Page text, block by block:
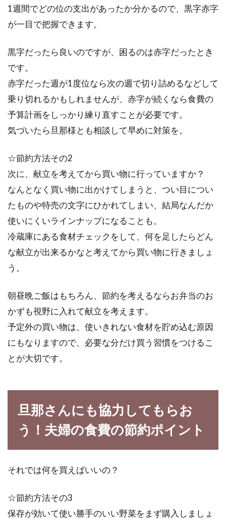
SNS映え間違いなし！
朝食として食パンを食べている方は非常に多い
です。バターを塗ったり、目玉焼きやベーコン
す！人気の5種をご紹介
いつの時代でも、おいしい食材は人々を魅了し
てきました。そして、食べ物の良さを存分に引
き出す調...
日本人の伝統的な食文化「和食」私たち日本人
は毎日当たり前に食べている和食ですが、世界
からも高...
近年、オーガニック食品が人気ですが、注目さ
れている理由は何でしょうか。また、「おすす
ー。おすすめする5つの理由
1週間でどの位の支出があったか分かるので、黒字赤字
が一目で把握できます。
黒字だったら良いのですが、困るのは赤字だったとき
です。
赤字だった週が1度位なら次の週で切り詰めるなどして
乗り切れるかもしれませんが、赤字が続くなら食費の
予算計画をしっかり練り直すことが必要です。
気づいたら旦那様とも相談して早めに対策を。
☆節約方法その2
次に、献立を考えてから買い物に行っていますか？
なんとなく買い物に出かけてしまうと、つい目につい
たものや特売の文字にひかれてしまい、結局なんだか
使いにくいラインナップになることも。
冷蔵庫にある食材チェックをして、何を足したらどん
な献立が出来るかなと考えてから買い物に行きましょ
う。
朝昼晩ご飯はもちろん、節約を考えるならお弁当のお
かずも視野に入れて献立を考えます。
予定外の買い物は、使いきれない食材を貯め込む原因
にもなりますので、必要な分だけ買う習慣をつけるこ
とが大切です。
旦那さんにも協力してもらお
う！夫婦の食費の節約ポイント
それでは何を買えばいいの？
☆節約方法その3
保存が効いて使い勝手のいい野菜をまず購入しましょ